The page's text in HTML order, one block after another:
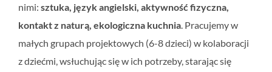
nimi: sztuka, język angielski, aktywność fizyczna,
kontakt z naturą, ekologiczna kuchnia. Pracujemy w
małych grupach projektowych (6-8 dzieci) w kolaboracji
z dziećmi, wsłuchując się w ich potrzeby, starając się